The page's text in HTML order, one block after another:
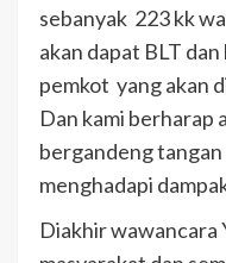
sebanyak 223 kk
akan dapat BLT
pemkot yang akan
Dan kami berharap
bergandeng
menghadapi
Diakhir wawancara